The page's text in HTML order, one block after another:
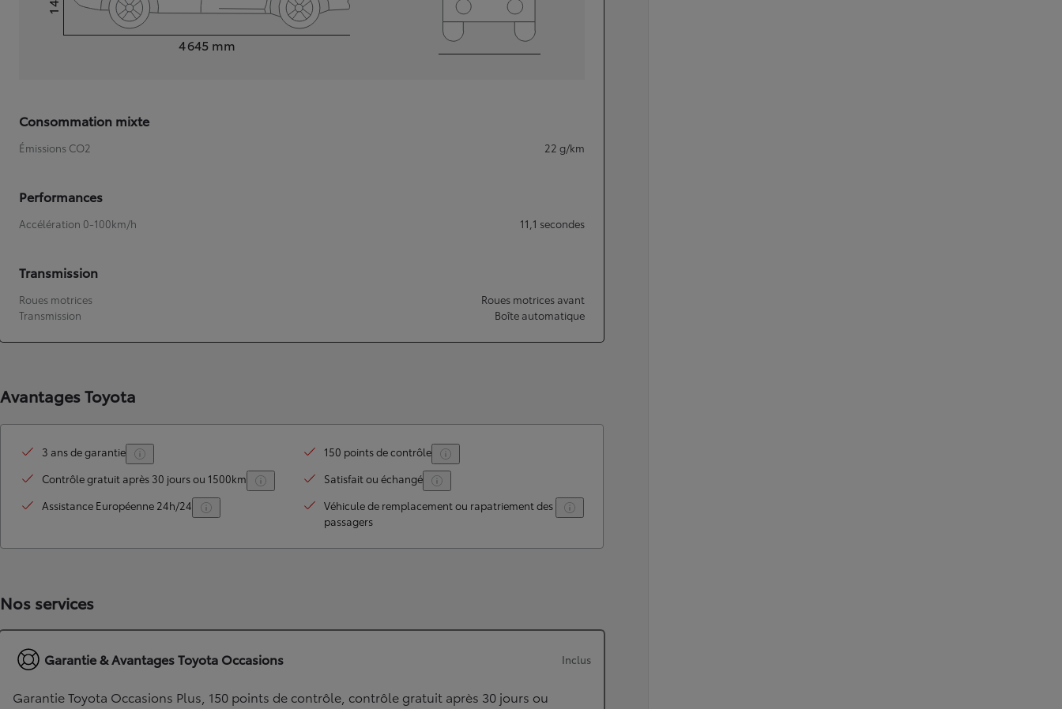
Nouvelle Yaris Cross
Disponible prochainement
4 645 mm
Consommation mixte
Émissions CO2 22 g/km
Performances
Accélération 0-100km/h 11,1 secondes
Transmission
Roues motrices
Roues motrices avant
Transmission
Boîte automatique
Avantages Toyota
3 ans de garantie
150 points de contrôle
Contrôle gratuit après 30 jours ou 1500km
Satisfait ou échangé
Assistance Européenne 24h/24
Véhicule de remplacement ou rapatriement des
passagers
Nos services
Garantie & Avantages Toyota Occasions Inclus
Garantie Toyota Occasions Plus, 150 points de contrôle, contrôle gratuit après 30 jours ou